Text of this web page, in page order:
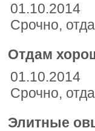
01.10.2014
Срочно,
Отдам
01.10.2014
Срочно,
Элитные